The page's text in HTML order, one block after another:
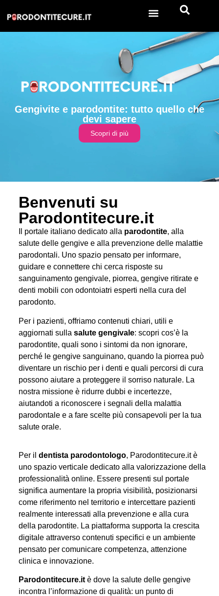
Gengivite e parodontite: tutto quello che
devi sapere
Scopri di più
Benvenuti su
Parodontitecure.it
Il portale italiano dedicato alla parodontite, alla
salute delle gengive e alla prevenzione delle malattie
parodontali. Uno spazio pensato per informare,
guidare e connettere chi cerca risposte su
sanguinamento gengivale, piorrea, gengive ritirate e
denti mobili con odontoiatri esperti nella cura del
parodonto.
Per i pazienti, offriamo contenuti chiari, utili e
aggiornati sullasalute gengivale: scopri cos’è la
parodontite, quali sono i sintomi da non ignorare,
perché le gengive sanguinano, quando la piorrea può
diventare un rischio per i denti e quali percorsi di cura
possono aiutare a proteggere il sorriso naturale. La
nostra missione è ridurre dubbi e incertezze,
aiutandoti a riconoscere i segnali della malattia
parodontale e a fare scelte più consapevoli per la tua
salute orale.
Per ildentista parodontologo, Parodontitecure.it è
uno spazio verticale dedicato alla valorizzazione della
professionalità online. Essere presenti sul portale
significa aumentare la propria visibilità, posizionarsi
come riferimento nel territorio e intercettare pazienti
realmente interessati alla prevenzione e alla cura
della parodontite. La piattaforma supporta la crescita
digitale attraverso contenuti specifici e un ambiente
pensato per comunicare competenza, attenzione
clinica e innovazione.
Parodontitecure.it è dove la salute delle gengive
incontra l’informazione di qualità: un punto di